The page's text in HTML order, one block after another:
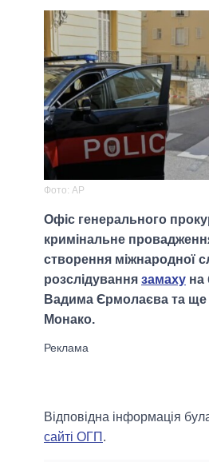
Фото: AP
Офіс генерального
кримінальне
створення міжнародної
розслідування замаху на
Вадима Єрмолаєва та
Монако.
Відповідна інформація
сайті ОГП .